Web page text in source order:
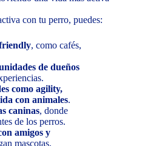
con tu perro, puedes:
, como cafés,
de dueños
como agility,
con animales.
caninas, donde
de los perros.
amigos y
mascotas.